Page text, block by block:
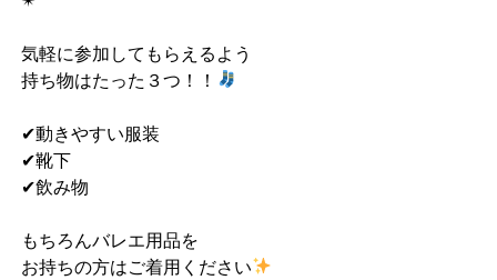
気軽に参加してもらえるよう
持ち物はたった３つ！！
✔︎動きやすい服装
✔︎靴下
✔︎飲み物
もちろんバレエ用品を
お持ちの方はご着用ください